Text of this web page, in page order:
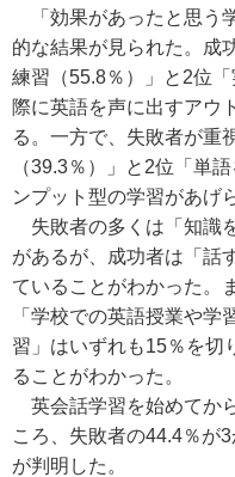
「効果があったと思う
的な結果が見られた。成
練習（55.8％）」と2位
際に英語を声に出すアウ
る。一方で、失敗者が重
（39.3％）」と2位「単
ンプット型の学習があげ
失敗者の多くは「知識
があるが、成功者は「話
ていることがわかった。
「学校での英語授業や
習」はいずれも15％を切
ることがわかった。
英会話学習を始めてか
ころ、失敗者の44.4％が
が判明した。